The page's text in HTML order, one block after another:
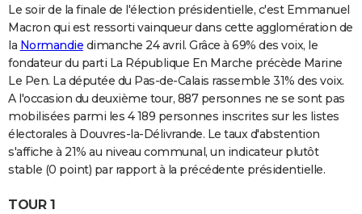
Le soir de la finale de l'élection présidentielle, c'est Emmanuel
Macron qui est ressorti vainqueur dans cette agglomération de
la Normandie dimanche 24 avril. Grâce à 69% des voix, le
fondateur du parti La République En Marche précède Marine
Le Pen. La députée du Pas-de-Calais rassemble 31% des voix.
A l'occasion du deuxième tour, 887 personnes ne se sont pas
mobilisées parmi les 4 189 personnes inscrites sur les listes
électorales à Douvres-la-Délivrande. Le taux d'abstention
s'affiche à 21% au niveau communal, un indicateur plutôt
stable (0 point) par rapport à la précédente présidentielle.
TOUR 1